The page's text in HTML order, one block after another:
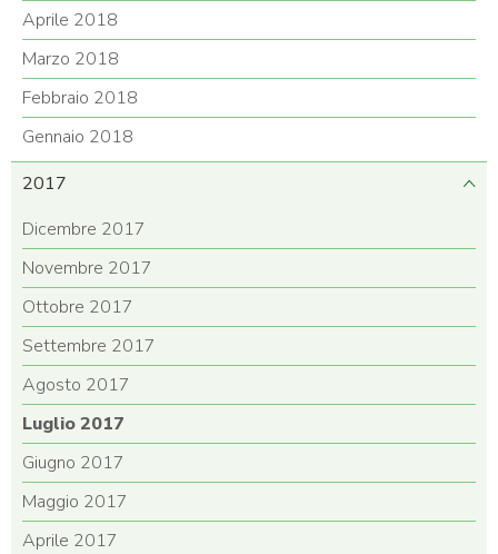
Aprile 2018
Marzo 2018
Febbraio 2018
Gennaio 2018
2017
Dicembre 2017
Novembre 2017
Ottobre 2017
Settembre 2017
Agosto 2017
Luglio 2017
Giugno 2017
Maggio 2017
Aprile 2017